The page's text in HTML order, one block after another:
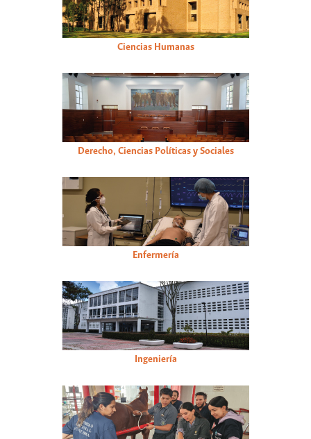
Ciencias Humanas
Derecho, Ciencias Políticas y Sociales
Enfermería
Ingeniería